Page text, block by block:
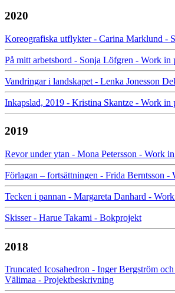
2020
Koreografiska utflykter - Carina Marklund -
På mitt arbetsbord - Sonja Löfgren - Work in
Vandringar i landskapet - Lenka Jonesson
Inkapslad, 2019 - Kristina Skantze - Work in
2019
Revor under ytan - Mona Petersson - Work
Förlagan – fortsättningen - Frida Berntsson -
Tecken i pannan - Margareta Danhard -
Skisser - Harue Takami - Bokprojekt
2018
Truncated Icosahedron - Inger Bergström
Välimaa - Projektbeskrivning